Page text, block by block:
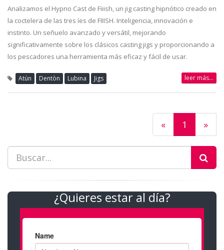
Analizamos el Hypno Cast de Fiiish, un jig casting hipnótico creado en
la coctelera de las tres íes de FIIISH. Inteligencia, innovación e
instinto. Un señuelo avanzado y versátil, mejorando
significativamente sobre los clásicos casting jigs y proporcionando a
los pescadores una herramienta más eficaz y fácil de usar.
Atún Dentòn Lubina Jigs leer más...
« 1 »
¿Quieres estar al día?